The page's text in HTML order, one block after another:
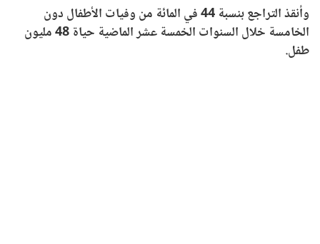
وأنقذ التراجع بنسبة 44 في المائة من وفيات الأطفال دون
الخامسة خلال السنوات الخمسة عشر الماضية حياة 48 مليون
طفل.